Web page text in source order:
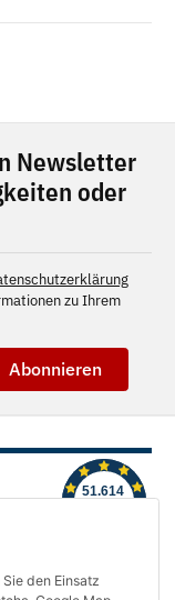
den Einsatz
Newsletter
oder
zu Ihrem
Abonnieren